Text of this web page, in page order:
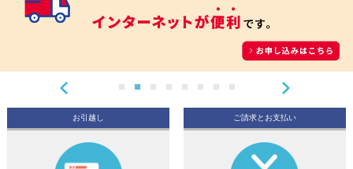
お引越し ご請求とお支払い